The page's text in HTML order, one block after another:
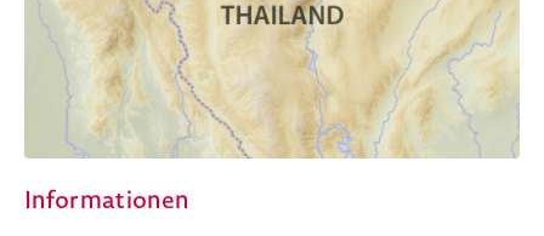
Informationen